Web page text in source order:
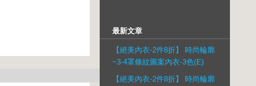
最新文章
【絕美內衣-2件8折】 時尚輪廓
~3-4罩條紋圖案內衣-3色(E)
【絕美內衣-2件8折】 時尚輪廓